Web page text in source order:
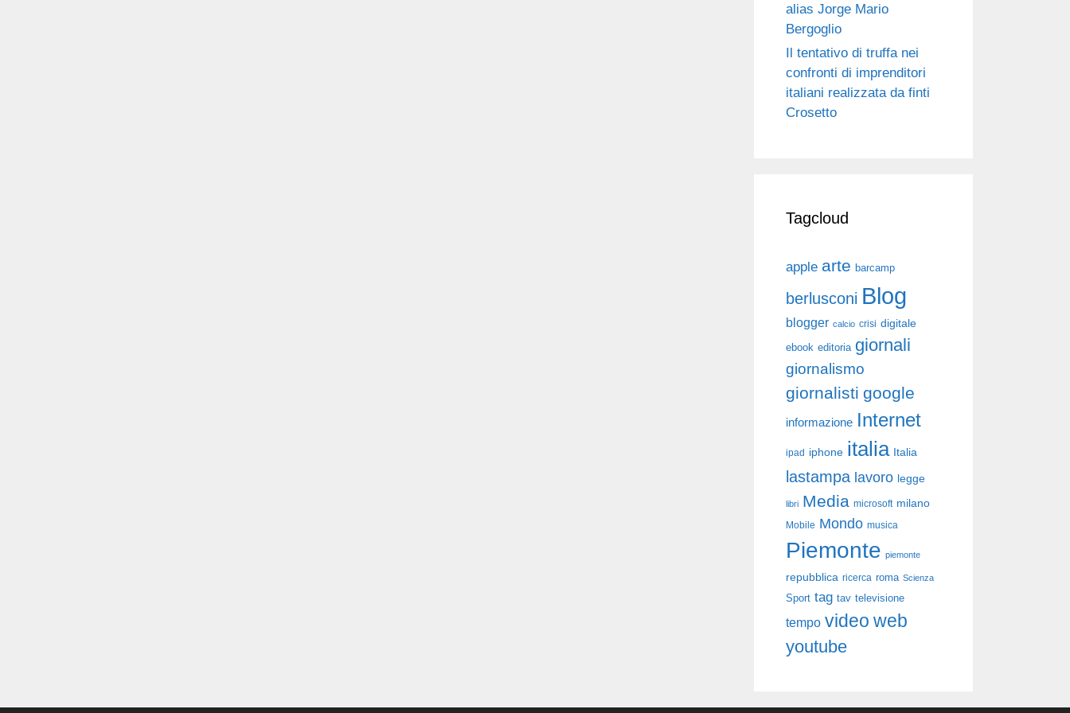
alias Jorge Mario
Bergoglio
Il tentativo di truffa nei
confronti di imprenditori
italiani realizzata da finti
Crosetto
Tagcloud
apple arte barcamp
berlusconi Blog
blogger calcio crisi digitale
ebook editoria giornali
giornalismo
giornalisti google
informazione Internet
ipad iphone italia Italia
lastampa lavoro legge
libri Media microsoft milano
Mobile Mondo musica
Piemonte piemonte
repubblica ricerca roma Scienza
Sport tag tav televisione
tempo video web
youtube